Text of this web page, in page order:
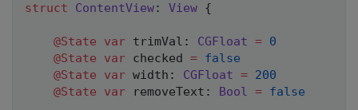
struct ContentView: View {
@State var trimVal : CGFloat = 0
@State
var checked = false
@State
var width : CGFloat = 200
@State
var removeText : Bool = false